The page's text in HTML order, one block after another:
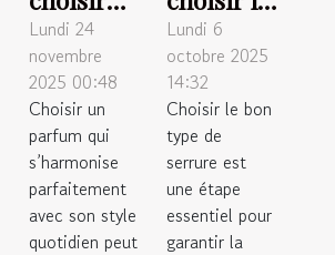
un
parfum
quotidien
qui
complète
votre
style ?
Lundi 24
novembre
2025 00:48
Choisir un
parfum qui
s’harmonise
parfaitement
avec son style
quotidien peut
bon type
de
serrure
pour
votre
sécurité ?
Lundi 6
octobre 2025
14:32
Choisir le bon
type de
serrure est
une étape
essentiel pour
garantir la